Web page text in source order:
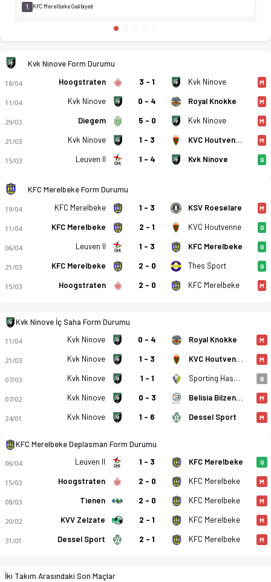
1 KFC Merelbeke Galibiyeti
Kvk Ninove Form Durumu
18/04 Hoogstraten 3 - 1 Kvk Ninove M
11/04 Kvk Ninove 0 - 4 Royal Knokke M
29/03 Diegem 5 - 0 Kvk Ninove M
21/03 Kvk Ninove 1 - 3 KVC Houtvenne M
15/03 Leuven II 1 - 4 Kvk Ninove G
KFC Merelbeke Form Durumu
19/04 KFC Merelbeke 1 - 3 KSV Roeselare M
11/04 KFC Merelbeke 2 - 1 KVC Houtvenne G
06/04 Leuven II 1 - 3 KFC Merelbeke G
21/03 KFC Merelbeke 2 - 0 Thes Sport G
15/03 Hoogstraten 2 - 0 KFC Merelbeke M
Kvk Ninove İç Saha Form Durumu
11/04 Kvk Ninove 0 - 4 Royal Knokke M
21/03 Kvk Ninove 1 - 3 KVC Houtvenne M
07/03 Kvk Ninove 1 - 1 Sporting Hasselt B
07/02 Kvk Ninove 0 - 3 Belisia Bilzen SV M
24/01 Kvk Ninove 1 - 6 Dessel Sport M
KFC Merelbeke Deplasman Form Durumu
06/04 Leuven II 1 - 3 KFC Merelbeke G
15/03 Hoogstraten 2 - 0 KFC Merelbeke M
08/03 Tienen 2 - 0 KFC Merelbeke M
20/02 KVV Zelzate 2 - 1 KFC Merelbeke M
31/01 Dessel Sport 2 - 1 KFC Merelbeke M
İki Takım Arasındaki Son Maçlar